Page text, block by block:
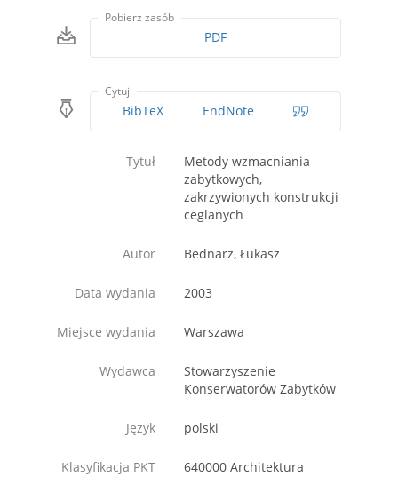
Pobierz zasób
PDF
Cytuj
BibTeX EndNote
Tytuł
Metody wzmacniania
zabytkowych,
zakrzywionych konstrukcji
ceglanych
Autor Bednarz, Łukasz
Data wydania 2003
Miejsce wydania Warszawa
Wydawca
Stowarzyszenie
Konserwatorów Zabytków
Język polski
Klasyfikacja PKT 640000 Architektura